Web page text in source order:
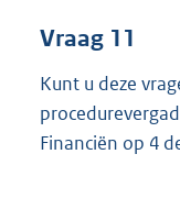
Vraag 11
Kunt u deze
Financiën op 4